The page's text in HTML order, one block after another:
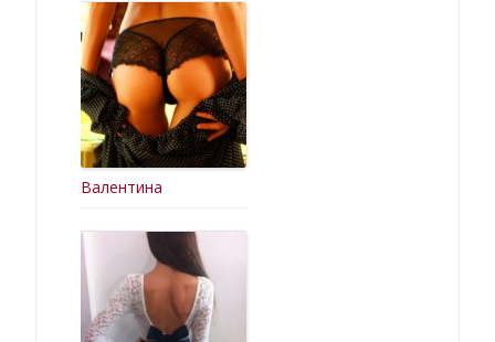
Валентина